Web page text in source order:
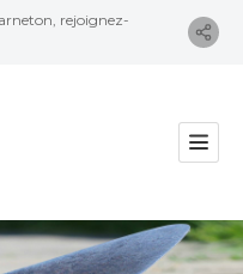
rejoignez-